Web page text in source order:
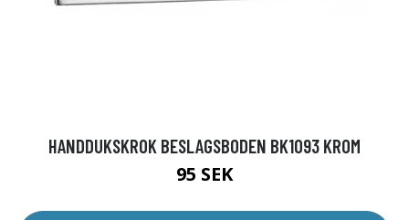
HANDDUKSKROK BESLAGSBODEN BK1093 KROM
95 SEK